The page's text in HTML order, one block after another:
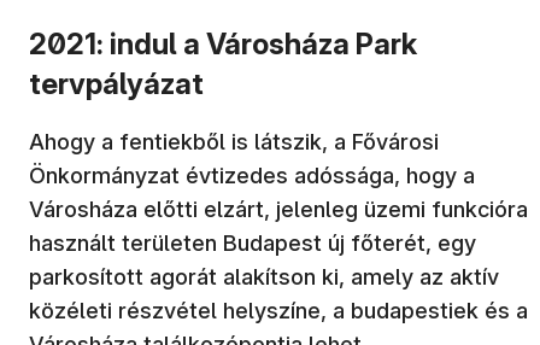
2021: indul a Városháza Park
tervpályázat
Ahogy a fentiekből is látszik, a Fővárosi
Önkormányzat évtizedes adóssága, hogy a
Városháza előtti elzárt, jelenleg üzemi funkcióra
használt területen Budapest új főterét, egy
parkosított agorát alakítson ki, amely az aktív
közéleti részvétel helyszíne, a budapestiek és a